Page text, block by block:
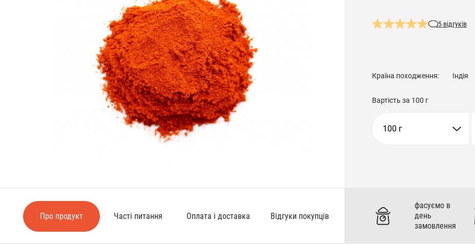
5 відгуків
Країна походження: Індія
Вартість за 100 г
100 г
Про продукт Часті питання Оплата і доставка Відгуки покупців
фасуємо в
день
замовлення